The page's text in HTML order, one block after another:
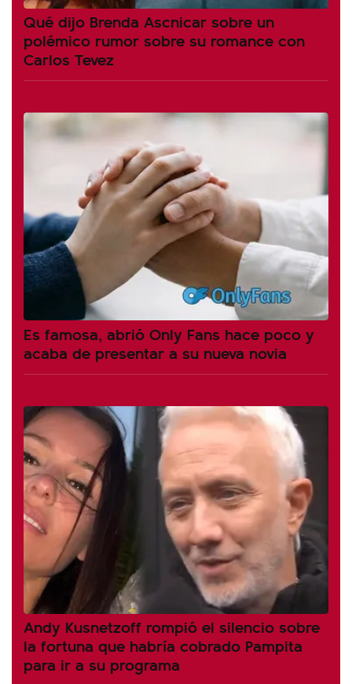
Qué dijo Brenda Ascnicar sobre un
polémico rumor sobre su romance con
Carlos Tevez
Es famosa, abrió Only Fans hace poco y
acaba de presentar a su nueva novia
Andy Kusnetzoff rompió el silencio sobre
la fortuna que habría cobrado Pampita
para ir a su programa